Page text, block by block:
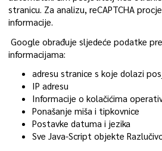
stranicu. Za analizu, reCAPTCHA
informacije.
Google obrađuje sljedeće podatke
informacijama:
adresu stranice s koje dolazi
IP adresu
Informacije o kolačićima
Ponašanje miša i tipkovnice
Postavke datuma i jezika
Sve Java-Script objekte